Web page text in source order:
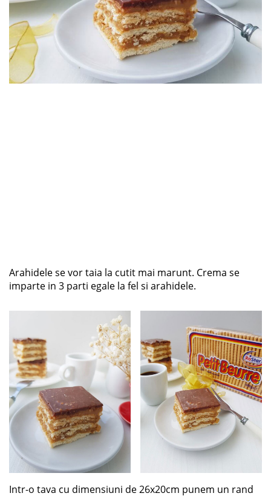
Arahidele se vor taia la cutit mai marunt. Crema se
imparte in 3 parti egale la fel si arahidele.
Intr-o tava cu dimensiuni de 26x20cm punem un rand